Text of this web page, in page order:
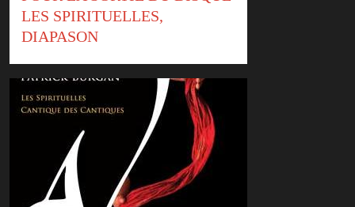
LES SPIRITUELLES,
DIAPASON